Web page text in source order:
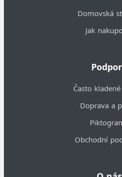
Domovská
Jak
Často
Doprava a
Obchodní